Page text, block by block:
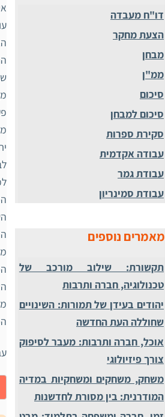
דו"ח מעבדה
הצעת מחקר
מבחן
ממ"ן
סיכום
סיכום למבחן
סקירת ספרות
עבודה אקדמית
עבודת גמר
עבודת סמינריון
מאמרים נוספים
תקשורת: שילוב מורכב של
טכנולוגיה, חברה ותרבות
יהודים בעידן של תמורות: השינויים
שחוללה העת החדשה
אוכל, חברה ותרבות: מעבר לסיפוק
צורך פיזיולוגי
משחק, משחקים ומשחקיות במדיה
המודרנית: בין מסורת לחדשנות